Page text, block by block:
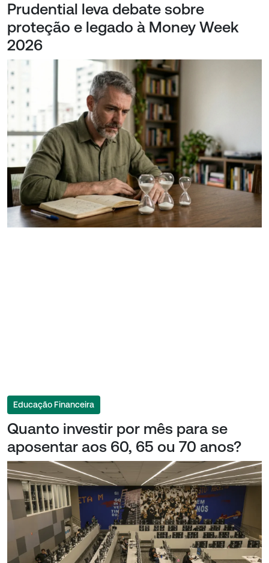
Prudential leva debate sobre
proteção e legado à Money Week
2026
Educação Financeira
Quanto investir por mês para se
aposentar aos 60, 65 ou 70 anos?